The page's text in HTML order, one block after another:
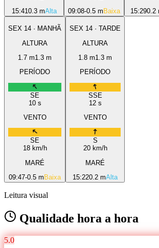
15:410.3 mAlta
09:08-0.5 m Baixa
15:290.2
SEX 14 · MANHÃ
ALTURA
1.7 m1.3 m
PERÍODO
SE
10s
VENTO
SE
18km/h
MARÉ
09:47-0.5 m Baixa
SEX 14 · TARDE
ALTURA
1.8 m1.3 m
PERÍODO
SSE
12s
VENTO
S
20km/h
MARÉ
15:220.2 mAlta
Leitura visual
Qualidade hora a hora
5.0